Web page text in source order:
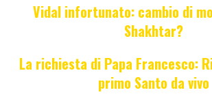
Vidal infortunato: cambio di
Shakhtar?
La richiesta di Papa Francesco:
primo Santo da vivo